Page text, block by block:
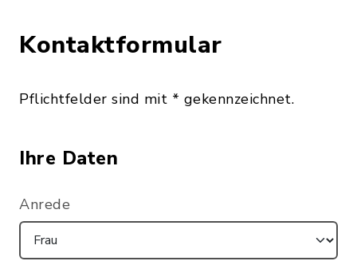
Kontaktformular
Pflichtfelder sind mit * gekennzeichnet.
Ihre Daten
Anrede